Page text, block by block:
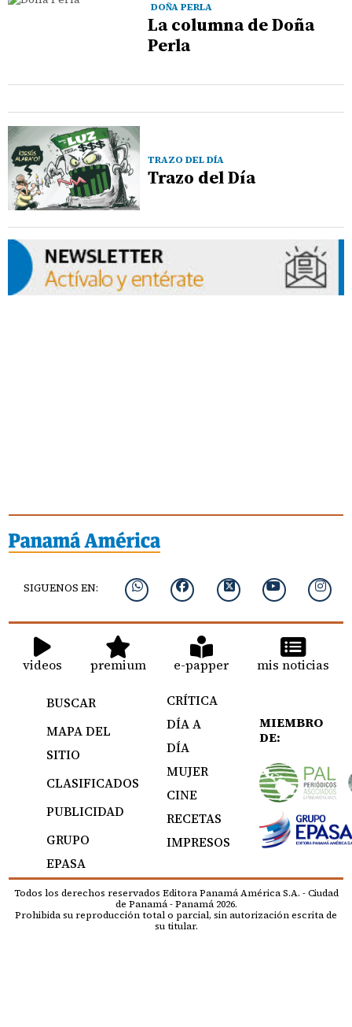
DOÑA PERLA
La columna de Doña
Perla
TRAZO DEL DÍA
Trazo del Día
SIGUENOS EN:
videos premium e-papper mis noticias
BUSCAR
MAPA DEL
SITIO
CLASIFICADOS
PUBLICIDAD
GRUPO
EPASA
CRÍTICA
DÍA A
DÍA
MUJER
CINE
RECETAS
IMPRESOS
MIEMBRO
DE:
Todos los derechos reservados Editora Panamá América S.A. - Ciudad
de Panamá - Panamá 2026.
Prohibida su reproducción total o parcial, sin autorización escrita de
su titular.